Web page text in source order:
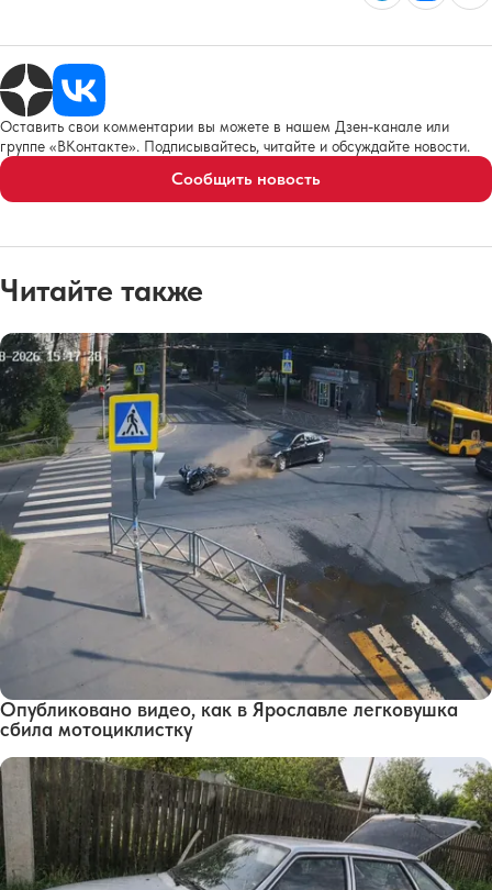
Оставить свои комментарии вы можете в нашем Дзен-канале или
группе «ВКонтакте». Подписывайтесь, читайте и обсуждайте новости.
Сообщить новость
Читайте также
Опубликовано видео, как в Ярославле легковушка
сбила мотоциклистку